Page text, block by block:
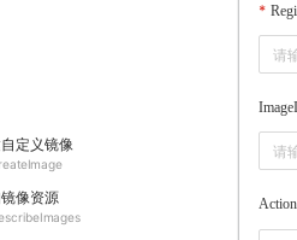
定义镜像
像资源